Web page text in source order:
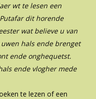
wt te lesen een
dit horende
watbelieve u van
hals ende brenget
ende onghequetst.
ende vloghermede
te lezen of een